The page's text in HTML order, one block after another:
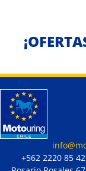
+562 2220 85